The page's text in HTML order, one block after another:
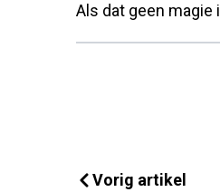
Als dat geen magie
Vorig artikel